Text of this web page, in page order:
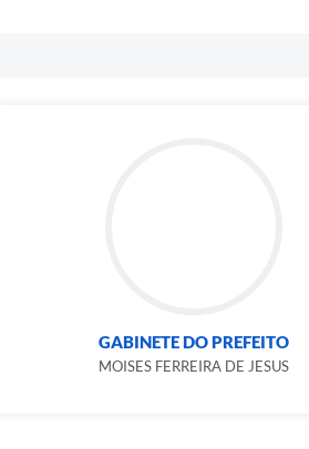
GABINETE DO PREFEITO
MOISES FERREIRA DE JESUS